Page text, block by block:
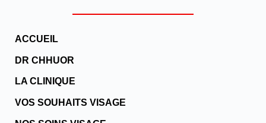
ACCUEIL
DR CHHUOR
LA CLINIQUE
VOS SOUHAITS VISAGE